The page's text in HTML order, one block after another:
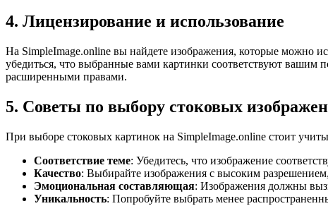
4. Лицензирование и использование
На SimpleImage.online вы найдете изображения, которые можно
убедиться, что выбранные вами картинки соответствуют вашим
расширенными правами.
5. Советы по выбору стоковых
При выборе стоковых картинок на SimpleImage.online стоит
Соответствие теме: Убедитесь, что изображение
Качество: Выбирайте изображения с высоким
Эмоциональная составляющая: Изображения должны
Уникальность: Попробуйте выбрать менее